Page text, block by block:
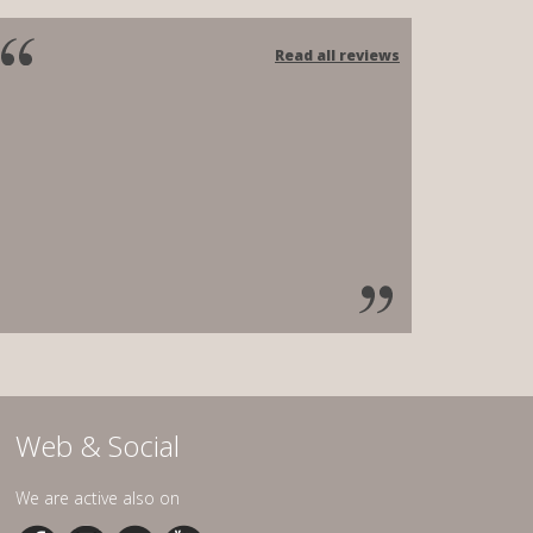
Read all reviews
Web & Social
We are active also on